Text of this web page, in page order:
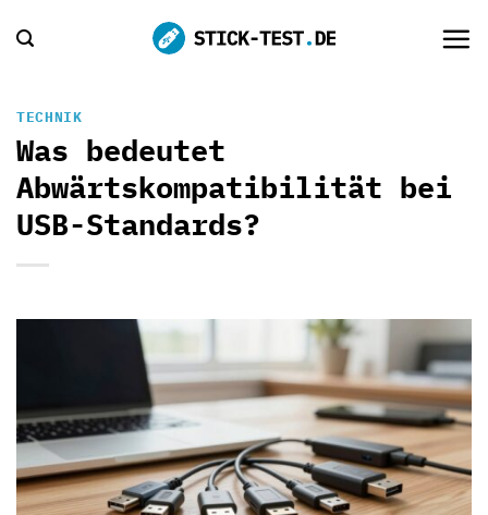
Inhalt
TECHNIK
Was bedeutet
Abwärtskompatibilität bei
USB-Standards?